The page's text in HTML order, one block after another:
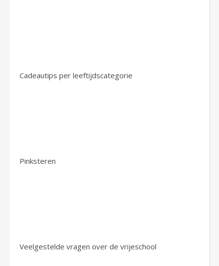
Cadeautips per leeftijdscategorie
Pinksteren
Veelgestelde vragen over de vrijeschool